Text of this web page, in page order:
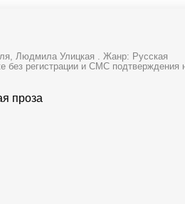
Людмила Улицкая . Жанр: Русская
без регистрации и СМС подтверждения
проза